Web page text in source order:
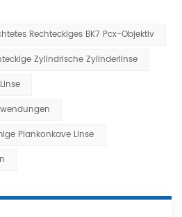
Rechteckiges BK7 Pcx-Objektiv
Zylindrische Zylinderlinse
Plankonkave Linse